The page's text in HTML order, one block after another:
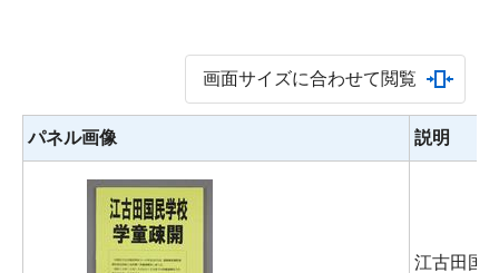
画面サイズに合わせて閲覧
パネル画像 説明
江古田国